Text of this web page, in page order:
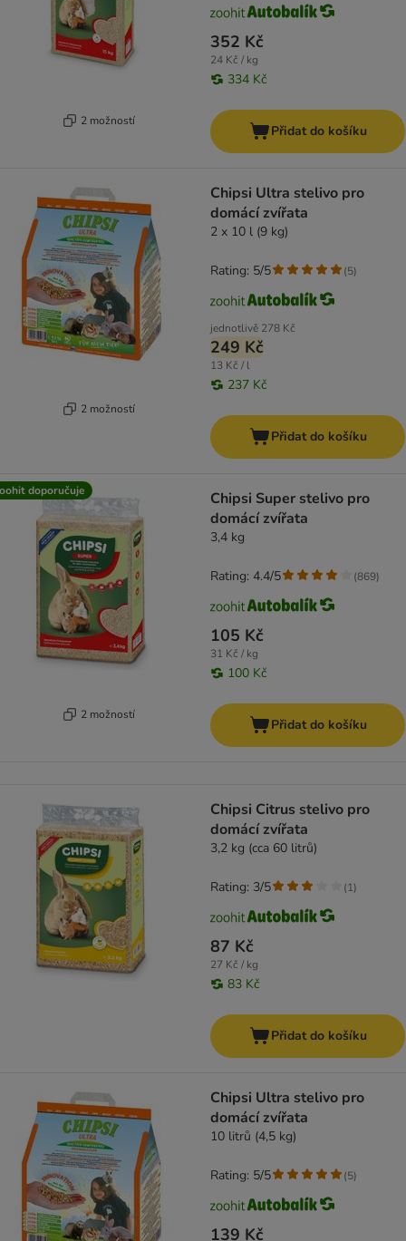
2 možností
352 Kč
24 Kč / kg
334 Kč
Přidat do košíku
2 možností
Chipsi Ultra stelivo pro
domácí zvířata
2 x 10 l (9 kg)
jednotlivě 278 Kč
249 Kč
13 Kč / l
237 Kč
Rating: 5/5 (5)
Přidat do košíku
doporučuje
2 možností
Chipsi Super stelivo pro
domácí zvířata
3,4 kg
105 Kč
31 Kč / kg
100 Kč
Rating: 4.4/5 (869)
Přidat do košíku
Chipsi Citrus stelivo pro
domácí zvířata
3,2 kg (cca 60 litrů)
87 Kč
27 Kč / kg
83 Kč
Rating: 3/5 (1)
Přidat do košíku
Chipsi Ultra stelivo pro
domácí zvířata
10 litrů (4,5 kg)
139 Kč
Rating: 5/5 (5)